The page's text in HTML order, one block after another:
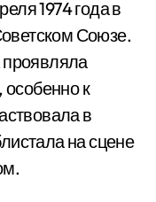
1974 года в
Союзе.
проявляла
особенно к
в
на сцене